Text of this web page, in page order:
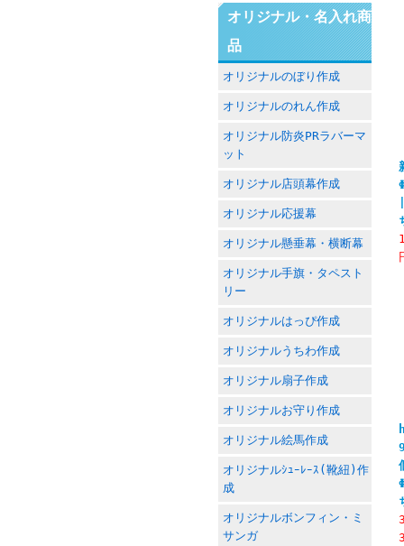
オリジナル・名入れ商
品
オリジナルのぼり作成
オリジナルのれん作成
オリジナル防炎PRラバーマ
ット
オリジナル店頭幕作成
オリジナル応援幕
オリジナル懸垂幕・横断幕
オリジナル手旗・タペスト
リー
オリジナルはっぴ作成
オリジナルうちわ作成
オリジナル扇子作成
オリジナルお守り作成
オリジナル絵馬作成
オリジナルｼｭｰﾚｰｽ(靴紐)作
成
オリジナルボンフィン・ミ
サンガ